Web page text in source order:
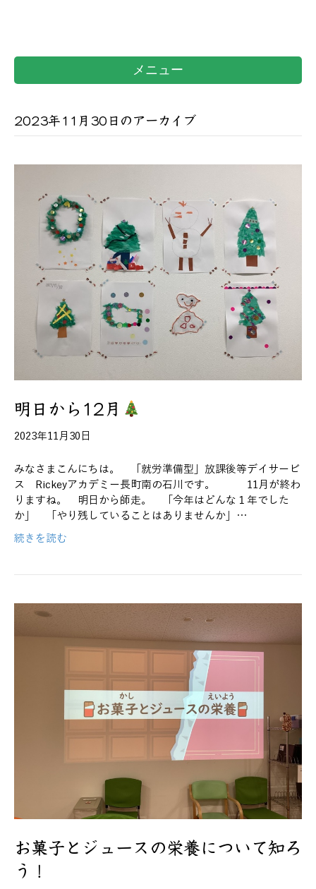
メニュー
2023年11月30日のアーカイブ
明日から12月
2023年11月30日
みなさまこんにちは。 「就労準備型」放課後等デイサービ
ス Rickeyアカデミー長町南の石川です。 11月が終わ
りますね。 明日から師走。 「今年はどんな１年でした
か」 「やり残していることはありませんか」…
続きを読む
お菓子とジュースの栄養について知ろ
う！